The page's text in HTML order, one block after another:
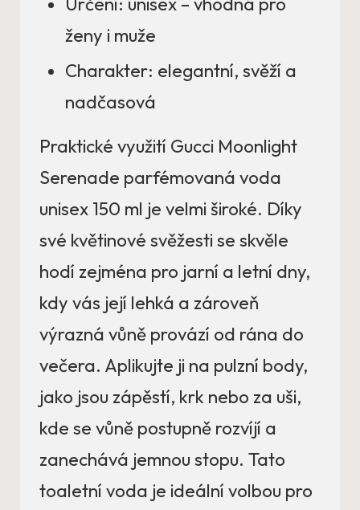
ženy i muže
Charakter: elegantní, svěží a
nadčasová
Praktické využití Gucci Moonlight
Serenade parfémovaná voda
unisex 150 ml je velmi široké. Díky
své květinové svěžesti se skvěle
hodí zejména pro jarní a letní dny,
kdy vás její lehká a zároveň
výrazná vůně provází od rána do
večera. Aplikujte ji na pulzní body,
jako jsou zápěstí, krk nebo za uši,
kde se vůně postupně rozvíjí a
zanechává jemnou stopu. Tato
toaletní voda je ideální volbou pro